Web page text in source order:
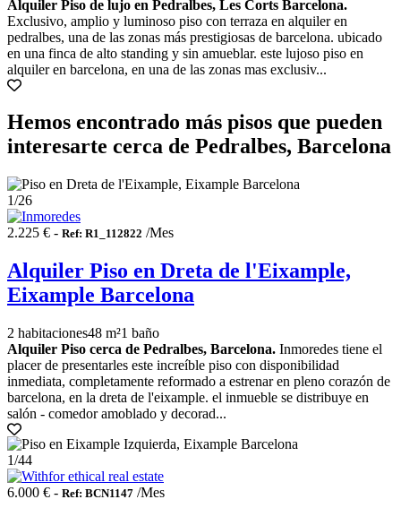
Alquiler Piso de lujo en Pedralbes, Les Corts Barcelona.
Exclusivo, amplio y luminoso piso con terraza en alquiler en
pedralbes, una de las zonas más prestigiosas de barcelona. ubicado
en una finca de alto standing y sin amueblar. este lujoso piso en
alquiler en barcelona, en una de las zonas mas exclusiv...
Hemos encontrado más pisos que pueden
interesarte cerca de Pedralbes, Barcelona
1/26
2.225 € - Ref: R1_112822 /Mes
Alquiler Piso en Dreta de l'Eixample,
Eixample Barcelona
2 habitaciones48 m²1 baño
Alquiler Piso cerca de Pedralbes, Barcelona. Inmoredes tiene el
placer de presentarles este increíble piso con disponibilidad
inmediata, completamente reformado a estrenar en pleno corazón de
barcelona, en la dreta de l'eixample. el inmueble se distribuye en
salón - comedor amoblado y decorad...
1/44
6.000 € - Ref: BCN1147 /Mes